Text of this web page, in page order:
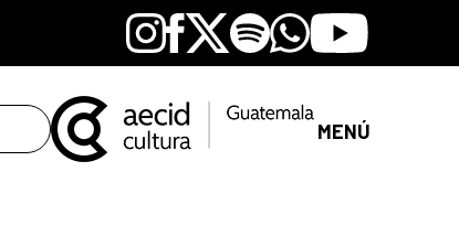
Instagram
Facebook
X SpotifyWhatsapp
Youtube
MENÚ